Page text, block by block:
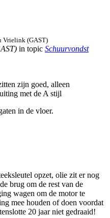
Vrielink (GAST)
in topic Schuurvondst
zijn goed, alleen
met de A stijl
in de vloer.
opzet, olie zit er nog
brug om de rest van de
wagen om de motor te
mee houden of doen voordat
20 jaar niet gedraaid!